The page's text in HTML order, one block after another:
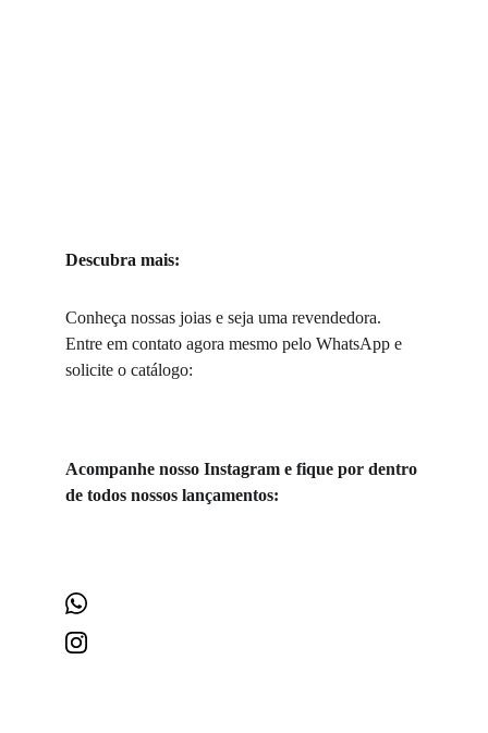
Descubra mais:
Conheça nossas joias e seja uma revendedora.
Entre em contato agora mesmo pelo WhatsApp e
solicite o catálogo:
Acompanhe nosso Instagram e fique por dentro
de todos nossos lançamentos: